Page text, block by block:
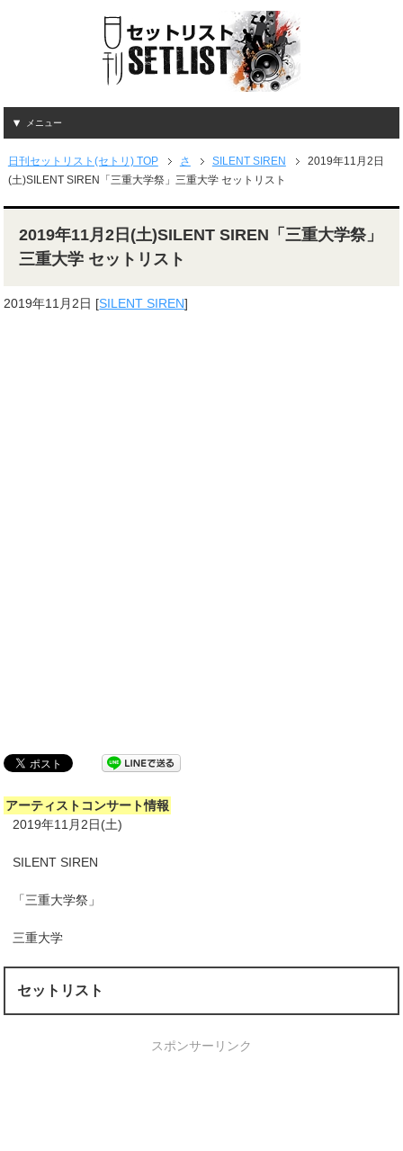
メニュー
日刊セットリスト(セトリ) TOP さ SILENT SIREN
2019年11月2日
(土)SILENT SIREN「三重大学祭」三重大学 セットリスト
2019年11月2日(土)SILENT SIREN「三重大学祭」
三重大学 セットリスト
2019年11月2日 [SILENT SIREN]
アーティストコンサート情報
2019年11月2日(土)
SILENT SIREN
「三重大学祭」
三重大学
セットリスト
スポンサーリンク